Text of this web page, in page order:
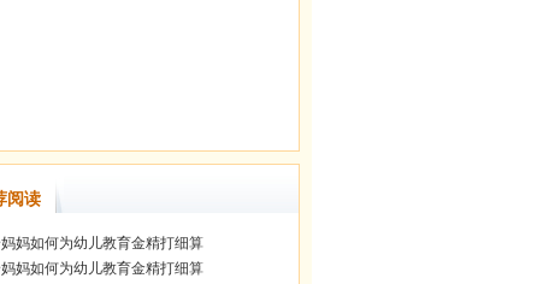
阅读
妈如何为幼儿教育金精打细算
妈如何为幼儿教育金精打细算